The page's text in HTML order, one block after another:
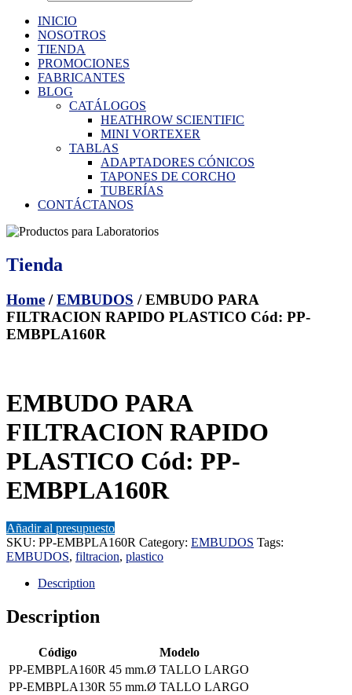
INICIO
NOSOTROS
TIENDA
PROMOCIONES
FABRICANTES
BLOG
CATÁLOGOS
HEATHROW SCIENTIFIC
MINI VORTEXER
TABLAS
ADAPTADORES CÓNICOS
TAPONES DE CORCHO
TUBERÍAS
CONTÁCTANOS
Tienda
Home /EMBUDOS / EMBUDO PARA
FILTRACION RAPIDO PLASTICO Cód: PP-
EMBPLA160R
EMBUDO PARA
FILTRACION RAPIDO
PLASTICO Cód: PP-
EMBPLA160R
Añadir al presupuesto
SKU: PP-EMBPLA160R Category: EMBUDOS Tags:
EMBUDOS, filtracion, plastico
Description
Description
Código
Modelo
PP-EMBPLA160R 45 mm.Ø TALLO LARGO
PP-EMBPLA130R 55 mm.Ø TALLO LARGO